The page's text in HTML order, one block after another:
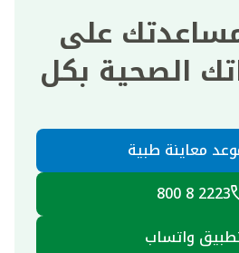
على
الصحية بكل
معاينة طبية
2223 8 800
واتساب